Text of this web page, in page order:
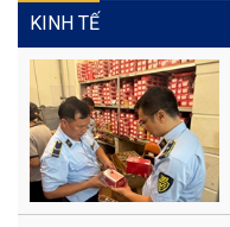
KINH TẾ